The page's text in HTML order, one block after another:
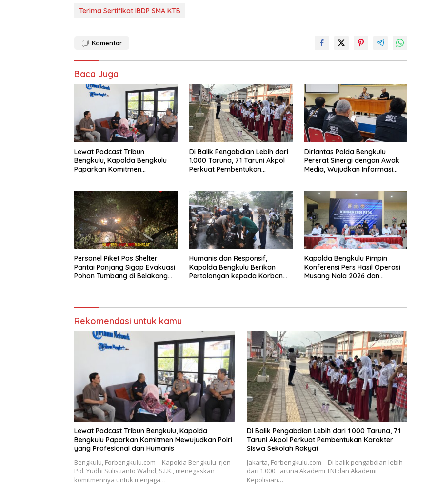
Terima Sertifikat IBDP SMA KTB
Komentar
Baca Juga
Lewat Podcast Tribun
Bengkulu, Kapolda Bengkulu
Paparkan Komitmen
Di Balik Pengabdian Lebih dari
1.000 Taruna, 71 Taruni Akpol
Perkuat Pembentukan
Dirlantas Polda Bengkulu
Pererat Sinergi dengan Awak
Media, Wujudkan Informasi
Personel Piket Pos Shelter
Pantai Panjang Sigap Evakuasi
Pohon Tumbang di Belakang
Humanis dan Responsif,
Kapolda Bengkulu Berikan
Pertolongan kepada Korban
Kapolda Bengkulu Pimpin
Konferensi Pers Hasil Operasi
Musang Nala 2026 dan
Rekomendasi untuk kamu
Lewat Podcast Tribun Bengkulu, Kapolda
Bengkulu Paparkan Komitmen Mewujudkan Polri
yang Profesional dan Humanis
Bengkulu, Forbengkulu.com – Kapolda Bengkulu Irjen
Pol. Yudhi Sulistianto Wahid, S.I.K., menegaskan
komitmennya untuk menjaga…
Di Balik Pengabdian Lebih dari 1.000 Taruna, 71
Taruni Akpol Perkuat Pembentukan Karakter
Siswa Sekolah Rakyat
Jakarta, Forbengkulu.com – Di balik pengabdian lebih
dari 1.000 Taruna Akademi TNI dan Akademi
Kepolisian…